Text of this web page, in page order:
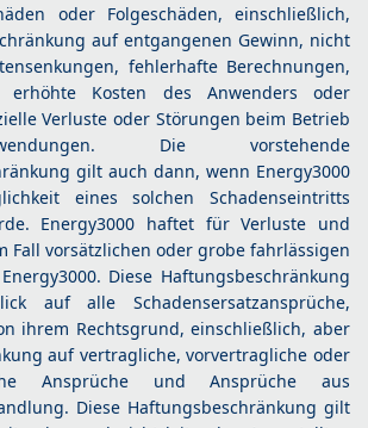
oder Folgeschäden, einschließlich,
auf entgangenen Gewinn, nicht
fehlerhafte Berechnungen,
erhöhte Kosten des Anwenders oder
Verluste oder Störungen beim Betrieb
Die vorstehende
gilt auch dann, wenn Energy3000
eines solchen Schadenseintritts
Energy3000 haftet für Verluste und
Fall vorsätzlichen oder grobe fahrlässigen
Diese Haftungsbeschränkung
auf alle Schadensersatzansprüche,
ihrem Rechtsgrund, einschließlich, aber
auf vertragliche, vorvertragliche oder
Ansprüche und Ansprüche aus
Diese Haftungsbeschränkung gilt